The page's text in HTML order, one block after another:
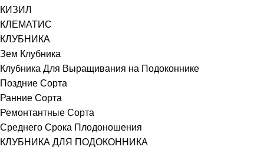
КИЗИЛ
КЛЕМАТИС
КЛУБНИКА
Зем Клубника
Клубника Для Выращивания на Подоконнике
Поздние Сорта
Ранние Сорта
Ремонтантные Сорта
Среднего Срока Плодоношения
КЛУБНИКА ДЛЯ ПОДОКОННИКА